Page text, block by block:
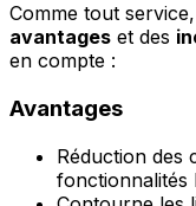
Comme tout
avantages et des
en compte :
Avantages
Réduction des
fonctionnalités